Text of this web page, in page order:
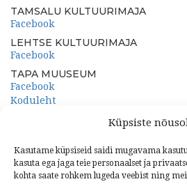
Küpsiste
Kasutame küpsiseid saidi mugavama
kasuta ega jaga teie personaalset ja
kohta saate rohkem lugeda veebist ning
TAMSALU KULTUURIMAJA
Facebook
LEHTSE KULTUURIMAJA
Facebook
TAPA MUUSEUM
Facebook
Koduleht
PORKUNI PAEMUUSEUM
Koduleht